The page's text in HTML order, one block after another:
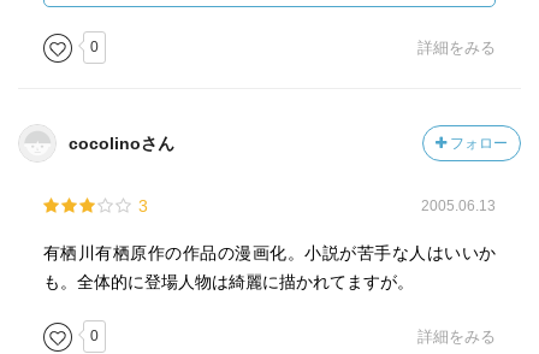
34/crazymoon0b-22"target="_blank">Amazonで詳細を見
る</a><br><a
href="http://booklog.jp/crazymoon/asin/4048536834"
href="
" target="_blank">Booklog</a><br>
</div></div><br style="clear:left"></div>
0 詳細をみる
cocolinoさん フォロー
3 2005.06.13
有栖川有栖原作の作品の漫画化。小説が苦手な人はいいか
も。全体的に登場人物は綺麗に描かれてますが。
0 詳細をみる